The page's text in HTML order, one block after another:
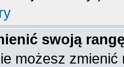
swoją
możesz